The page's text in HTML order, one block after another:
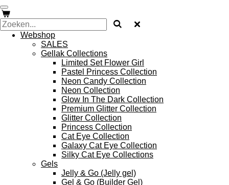
Ga
direct
naar
de
hoofdinhoud
Webshop
SALES
Gellak Collections
Limited Set Flower Girl
Pastel Princess Collection
Neon Candy Collection
Neon Collection
Glow In The Dark Collection
Premium Glitter Collection
Glitter Collection
Princess Collection
Cat Eye Collection
Galaxy Cat Eye Collection
Silky Cat Eye Collections
Gels
Jelly & Go (Jelly gel)
Gel & Go (Builder Gel)